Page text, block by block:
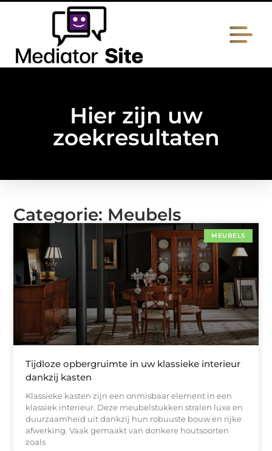
Hier zijn uw
zoekresultaten
Categorie: Meubels
MEUBELS
Tijdloze opbergruimte in uw klassieke interieur
dankzij kasten
Klassieke kasten zijn een onmisbaar element in een
klassiek interieur. Deze meubelstukken stralen luxe en
duurzaamheid uit dankzij hun robuuste bouw en rijke
afwerking. Vaak gemaakt van donkere houtsoorten
zoals